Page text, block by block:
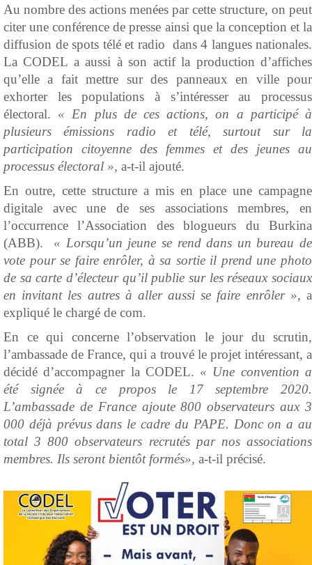
Au nombre des actions menées par cette structure, on peut
citer une conférence de presse ainsi que la conception et la
diffusion de spots télé et radio dans 4 langues nationales.
La CODEL a aussi à son actif la production d’affiches
qu’elle a fait mettre sur des panneaux en ville pour
exhorter les populations à s’intéresser au processus
électoral. « En plus de ces actions, on a participé à
plusieurs émissions radio et télé, surtout sur la
participation citoyenne des femmes et des jeunes au
processus électoral », a-t-il ajouté.
En outre, cette structure a mis en place une campagne
digitale avec une de ses associations membres, en
l’occurrence l’Association des blogueurs du Burkina
(ABB). « Lorsqu’un jeune se rend dans un bureau de
vote pour se faire enrôler, à sa sortie il prend une photo
de sa carte d’électeur qu’il publie sur les réseaux sociaux
en invitant les autres à aller aussi se faire enrôler », a
expliqué le chargé de com.
En ce qui concerne l’observation le jour du scrutin,
l’ambassade de France, qui a trouvé le projet intéressant, a
décidé d’accompagner la CODEL. « Une convention a
été signée à ce propos le 17 septembre 2020.
L’ambassade de France ajoute 800 observateurs aux 3
000 déjà prévus dans le cadre du PAPE. Donc on a au
total 3 800 observateurs recrutés par nos associations
membres. Ils seront bientôt formés», a-t-il précisé.